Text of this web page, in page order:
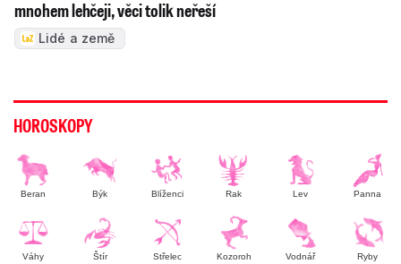
mnohem lehčeji, věci tolik neřeší
Lidé a země
HOROSKOPY
Beran Býk Blíženci Rak Lev Panna
Váhy Štír Střelec Kozoroh Vodnář Ryby